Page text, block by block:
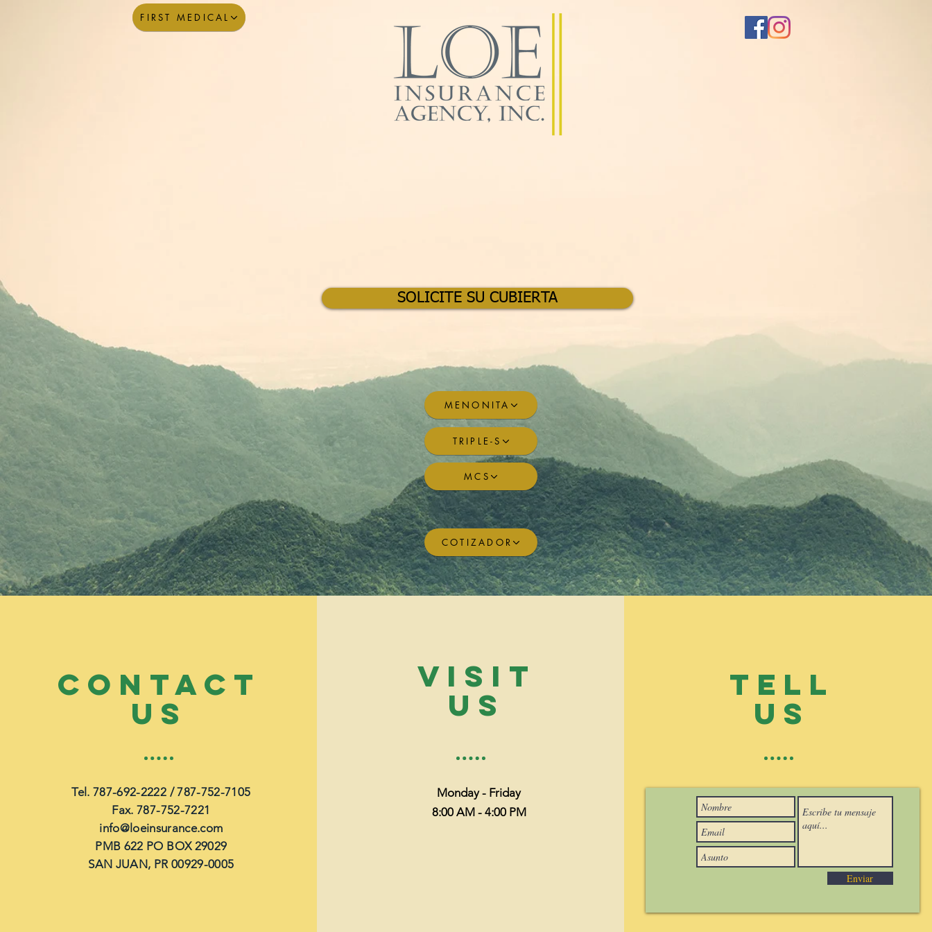
FIRST MEDICAL
SOLICITE SU CUBIERTA
MENONITA
TRIPLE-S
MCS
COTIZADOR
CONTACT
US
Tel. 787-692-2222 / 787-752-7105
Fax. 787-752-7221
info@loeinsurance.com
PMB 622 PO BOX 29029
SAN JUAN, PR 00929-0005
VISIT
US
Monday - Friday
8:00 AM - 4:00 PM
TELL
US
Enviar